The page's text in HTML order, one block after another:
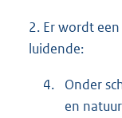
2. Er wordt
luidende:
4.
Onder
en